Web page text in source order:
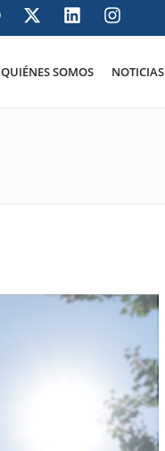
QUIÉNES SOMOS NOTICIAS